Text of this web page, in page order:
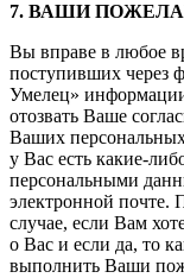
7. ВАШИ
Вы вправе в любое
поступивших через
Умелец»
отозвать Ваше
Ваших
у Вас есть какие-
персональными
электронной почте.
случае, если Вам
о Вас и если да, то
выполнить Ваши